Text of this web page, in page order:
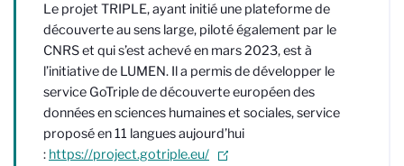
Le projet TRIPLE, ayant initié une plateforme de
découverte au sens large, piloté également par le
CNRS et qui s’est achevé en mars 2023, est à
l’initiative de LUMEN. Il a permis de développer le
service GoTriple de découverte européen des
données en sciences humaines et sociales, service
proposé en 11 langues aujourd’hui
: https://project.gotriple.eu/